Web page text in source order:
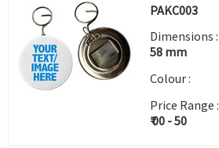
PAKC003
Dimensions :
58 mm
Colour :
Price Range :
₹ 00 - 50